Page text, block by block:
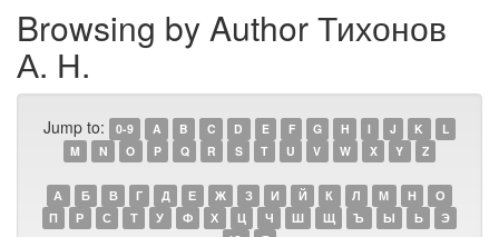
Browsing by Author Тихонов
А. Н.
Jump to: 0-9 A B C D E F G H I J K
L
M
N O P Q R S T U V W X Y Z
А Б В Г Д Е Ж З И Й К Л М Н
О
П
Р С Т У Ф Х Ц Ч Ш Щ Ъ Ы Ь
Э